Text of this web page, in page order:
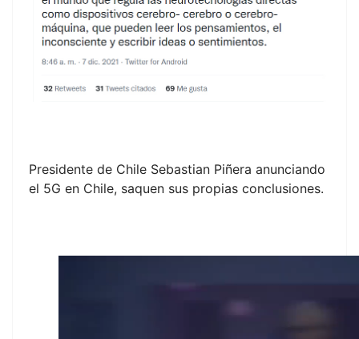
Presidente de Chile Sebastian Piñera anunciando
el 5G en Chile, saquen sus propias conclusiones.